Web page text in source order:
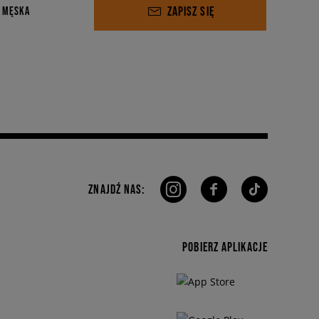
MĘSKA ZAPISZ SIĘ
ZNAJDŹ NAS:
POBIERZ APLIKACJE